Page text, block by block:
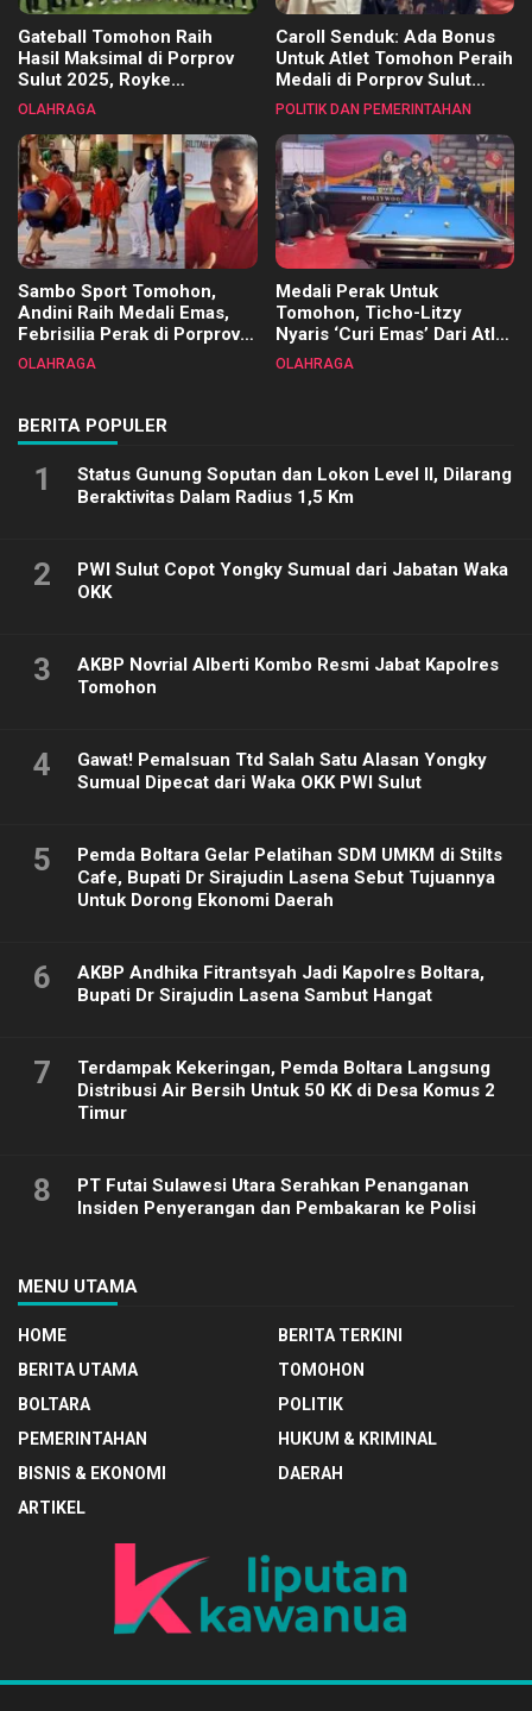
Gateball Tomohon Raih
Hasil Maksimal di Porprov
Sulut 2025, Royke
Tangkawarouw Ucapkan
OLAHRAGA
Caroll Senduk: Ada Bonus
Untuk Atlet Tomohon Peraih
Medali di Porprov Sulut
2025
POLITIK DAN PEMERINTAHAN
Sambo Sport Tomohon,
Andini Raih Medali Emas,
Febrisilia Perak di Porprov
Sulut 2025
OLAHRAGA
Medali Perak Untuk
Tomohon, Ticho-Litzy
Nyaris ‘Curi Emas’ Dari Atlet
Biliar PON di Porprov Sulut
OLAHRAGA
BERITA POPULER
1
Status Gunung Soputan dan Lokon Level II, Dilarang
Beraktivitas Dalam Radius 1,5 Km
2
PWI Sulut Copot Yongky Sumual dari Jabatan Waka
OKK
3
AKBP Novrial Alberti Kombo Resmi Jabat Kapolres
Tomohon
4
Gawat! Pemalsuan Ttd Salah Satu Alasan Yongky
Sumual Dipecat dari Waka OKK PWI Sulut
5
Pemda Boltara Gelar Pelatihan SDM UMKM di Stilts
Cafe, Bupati Dr Sirajudin Lasena Sebut Tujuannya
Untuk Dorong Ekonomi Daerah
6
AKBP Andhika Fitrantsyah Jadi Kapolres Boltara,
Bupati Dr Sirajudin Lasena Sambut Hangat
7
Terdampak Kekeringan, Pemda Boltara Langsung
Distribusi Air Bersih Untuk 50 KK di Desa Komus 2
Timur
8
PT Futai Sulawesi Utara Serahkan Penanganan
Insiden Penyerangan dan Pembakaran ke Polisi
MENU UTAMA
HOME
BERITA TERKINI
BERITA UTAMA
TOMOHON
BOLTARA
POLITIK
PEMERINTAHAN
HUKUM & KRIMINAL
BISNIS & EKONOMI
DAERAH
ARTIKEL